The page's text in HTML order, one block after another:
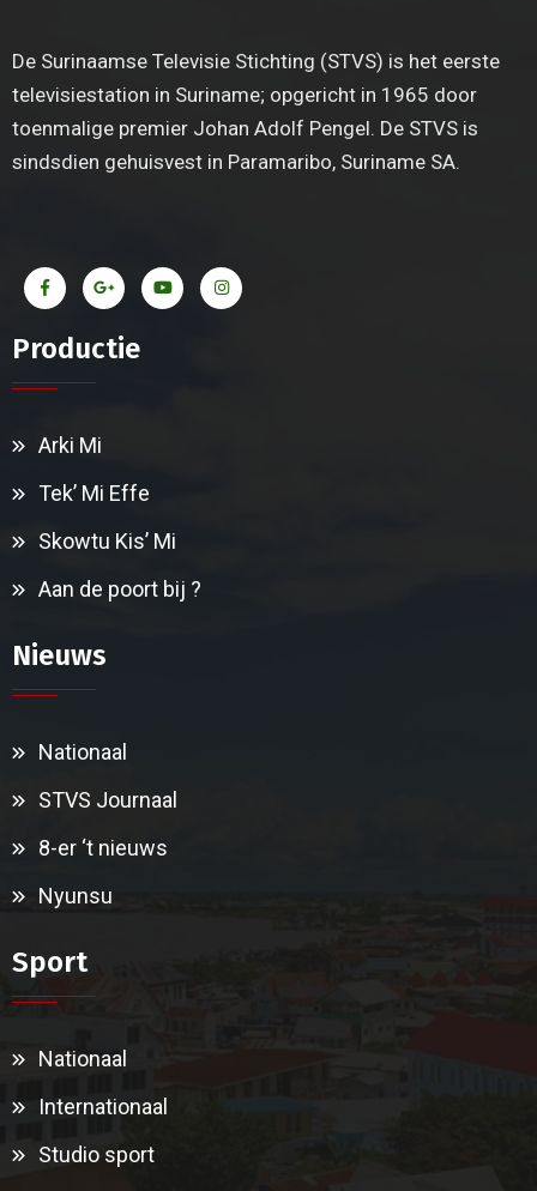
De Surinaamse Televisie Stichting (STVS) is het eerste
televisiestation in Suriname; opgericht in 1965 door
toenmalige premier Johan Adolf Pengel. De STVS is
sindsdien gehuisvest in Paramaribo, Suriname SA.
Productie
Arki Mi
Tek’ Mi Effe
Skowtu Kis’ Mi
Aan de poort bij ?
Nieuws
Nationaal
STVS Journaal
8-er ‘t nieuws
Nyunsu
Sport
Nationaal
Internationaal
Studio sport